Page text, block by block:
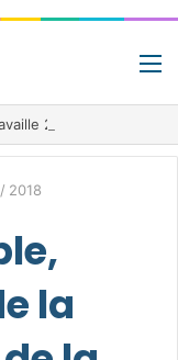
/ 2018
la